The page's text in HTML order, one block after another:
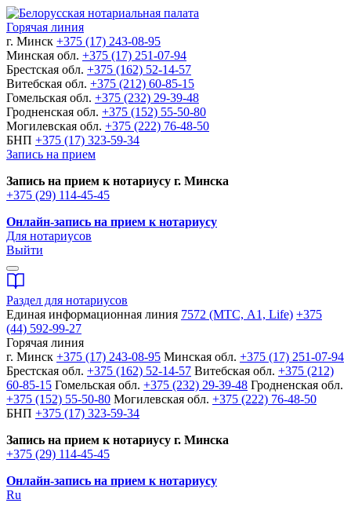
Горячая линия
г. Минск +375 (17) 243-08-95
Минская обл. +375 (17) 251-07-94
Брестская обл. +375 (162) 52-14-57
Витебская обл. +375 (212) 60-85-15
Гомельская обл. +375 (232) 29-39-48
Гродненская обл. +375 (152) 55-50-80
Могилевская обл. +375 (222) 76-48-50
БНП +375 (17) 323-59-34
Запись на прием
Запись на прием к нотариусу г. Минска
+375 (29) 114-45-45
Онлайн-запись на прием к нотариусу
Для нотариусов
Выйти
Раздел для нотариусов
Единая информационная линия 7572 (МТС, A1, Life) +375
(44) 592-99-27
Горячая линия
г. Минск +375 (17) 243-08-95 Минская обл. +375 (17) 251-07-94
Брестская обл. +375 (162) 52-14-57 Витебская обл. +375 (212)
60-85-15 Гомельская обл. +375 (232) 29-39-48 Гродненская обл.
+375 (152) 55-50-80 Могилевская обл. +375 (222) 76-48-50
БНП +375 (17) 323-59-34
Запись на прием к нотариусу г. Минска
+375 (29) 114-45-45
Онлайн-запись на прием к нотариусу
Ru